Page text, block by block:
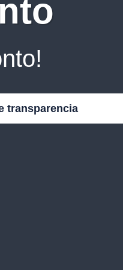
transparencia